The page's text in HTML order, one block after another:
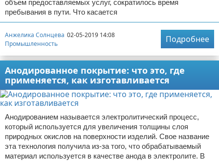
объем предоставляемых услуг, сократилось время
пребывания в пути. Что касается
Анжелика Солнцева 02-05-2019 14:08
Промышленность
Подробнее
Анодированное покрытие: что это, где
применяется, как изготавливается
Анодированием называется электролитический процесс,
который используется для увеличения толщины слоя
природных окислов на поверхности изделий. Свое название
эта технология получила из-за того, что обрабатываемый
материал используется в качестве анода в электролите. В